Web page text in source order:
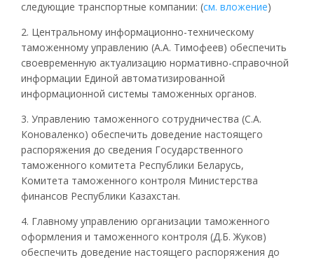
следующие транспортные компании: (см. вложение)
2. Центральному информационно-техническому
таможенному управлению (А.А. Тимофеев) обеспечить
своевременную актуализацию нормативно-справочной
информации Единой автоматизированной
информационной системы таможенных органов.
3. Управлению таможенного сотрудничества (С.А.
Коноваленко) обеспечить доведение настоящего
распоряжения до сведения Государственного
таможенного комитета Республики Беларусь,
Комитета таможенного контроля Министерства
финансов Республики Казахстан.
4. Главному управлению организации таможенного
оформления и таможенного контроля (Д.Б. Жуков)
обеспечить доведение настоящего распоряжения до